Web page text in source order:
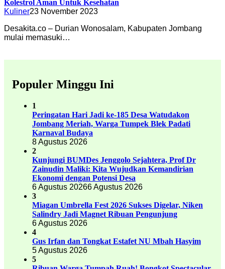
Kolestrol Aman Untuk Kesehatan
Kuliner23 November 2023
Desakita.co – Durian Wonosalam, Kabupaten Jombang
mulai memasuki…
Populer Minggu Ini
1
Peringatan Hari Jadi ke-185 Desa Watudakon
Jombang Meriah, Warga Tumpek Blek Padati
Karnaval Budaya
8 Agustus 2026
2
Kunjungi BUMDes Jenggolo Sejahtera, Prof Dr
Zainudin Maliki: Kita Wujudkan Kemandirian
Ekonomi dengan Potensi Desa
6 Agustus 20266 Agustus 2026
3
Miagan Umbrella Fest 2026 Sukses Digelar, Niken
Salindry Jadi Magnet Ribuan Pengunjung
6 Agustus 2026
4
Gus Irfan dan Tongkat Estafet NU Mbah Hasyim
5 Agustus 2026
5